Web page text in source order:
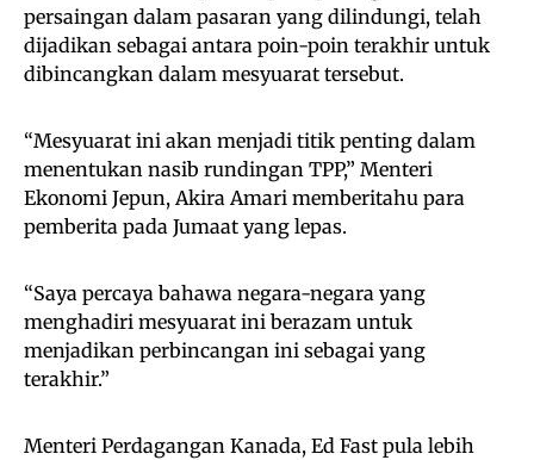
persaingan dalam pasaran yang dilindungi, telah
dijadikan sebagai antara poin-poin terakhir untuk
dibincangkan dalam mesyuarat tersebut.
“Mesyuarat ini akan menjadi titik penting dalam
menentukan nasib rundingan TPP,” Menteri
Ekonomi Jepun, Akira Amari memberitahu para
pemberita pada Jumaat yang lepas.
“Saya percaya bahawa negara-negara yang
menghadiri mesyuarat ini berazam untuk
menjadikan perbincangan ini sebagai yang
terakhir.”
Menteri Perdagangan Kanada, Ed Fast pula lebih